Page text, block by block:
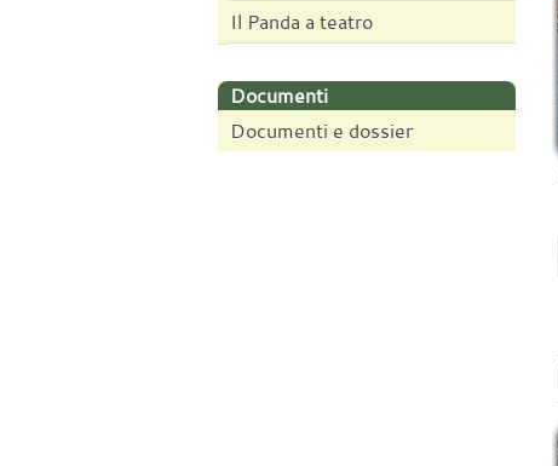
Il Panda a teatro
Documenti
Documenti e dossier